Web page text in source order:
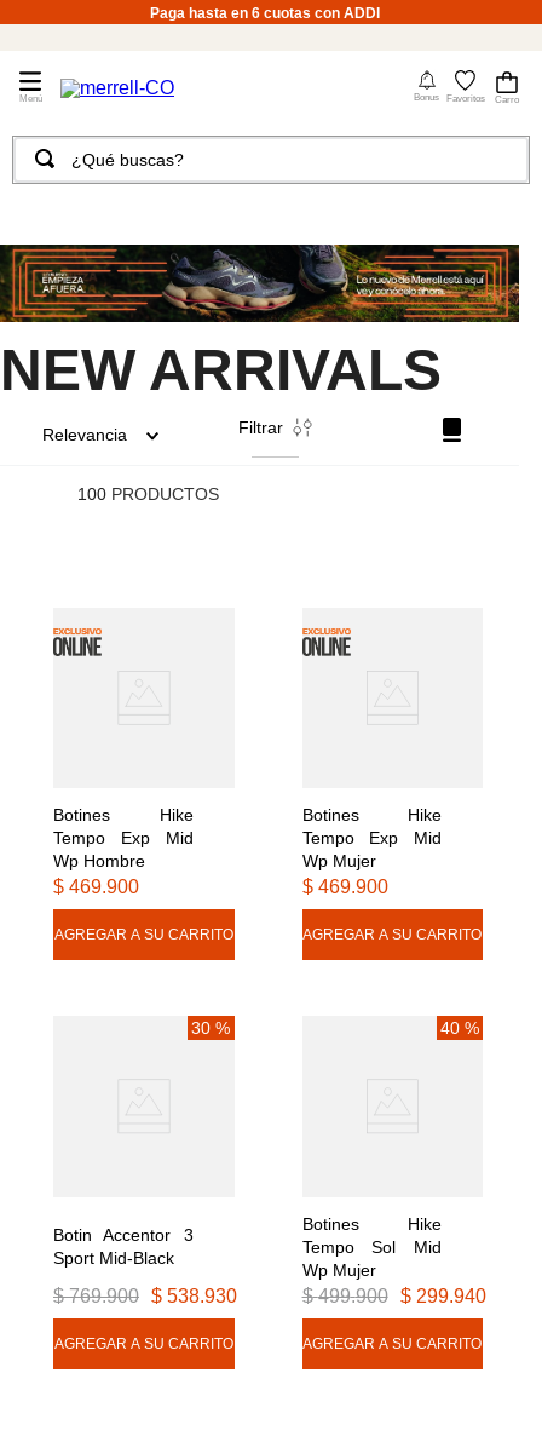
Paga hasta en 6 cuotas con ADDI
4
Bonus Favoritos
¿Qué buscas?
NEW ARRIVALS
Relevancia Filtrar
100 PRODUCTOS
Botines Hike
Tempo Exp Mid
Wp Hombre
$ 469.900
Botines Hike
Tempo Exp Mid
Wp Mujer
$ 469.900
30 %
Botin Accentor 3
Sport Mid-Black
$ 769.900 $ 538.930
40 %
Botines Hike
Tempo Sol Mid
Wp Mujer
$ 499.900 $ 299.940
TÉRMINOS MÁS BUSCADOS
2.
tenis hombre
3.
merrell mujer
4.
tenis mujer
5.
morrales
6.
moab